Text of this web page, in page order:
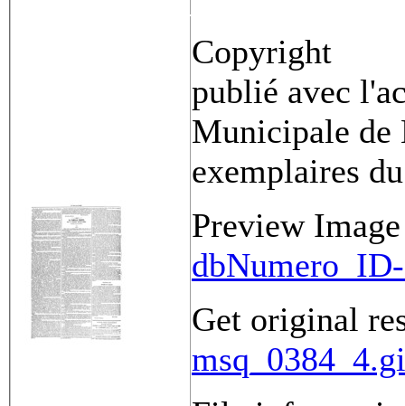
Copyright
publié avec
Municipale de
exemplaires
Preview Image
Get original